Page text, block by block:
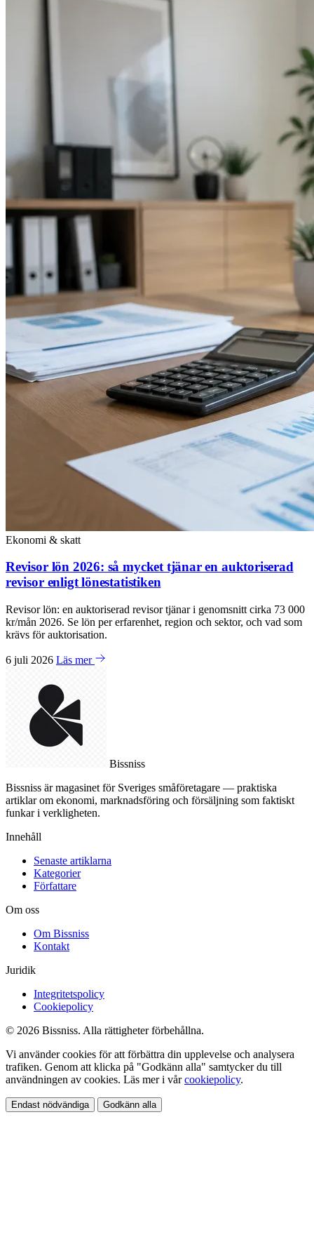
Ekonomi & skatt
Revisor lön 2026: så mycket tjänar en auktoriserad
revisor enligt lönestatistiken
Revisor lön: en auktoriserad revisor tjänar i genomsnitt cirka 73 000
kr/mån 2026. Se lön per erfarenhet, region och sektor, och vad som
krävs för auktorisation.
6 juli 2026 Läs mer
Bissniss
Bissniss är magasinet för Sveriges småföretagare — praktiska
artiklar om ekonomi, marknadsföring och försäljning som faktiskt
funkar i verkligheten.
Innehåll
Senaste artiklarna
Kategorier
Författare
Om oss
Om Bissniss
Kontakt
Juridik
Integritetspolicy
Cookiepolicy
© 2026 Bissniss. Alla rättigheter förbehållna.
Vi använder cookies för att förbättra din upplevelse och analysera
trafiken. Genom att klicka på "Godkänn alla" samtycker du till
användningen av cookies. Läs mer i vårcookiepolicy.
Endast nödvändiga Godkänn alla